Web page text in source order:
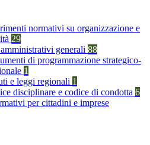
normativi su organizzazione e
29
generali 88
di programmazione strategico-
1
e leggi regionali 1
disciplinare e codice di condotta 6
per cittadini e imprese